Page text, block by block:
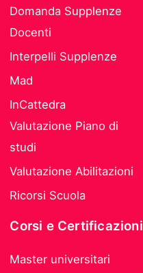
Domanda Supplenze
Docenti
Interpelli Supplenze
Mad
InCattedra
Valutazione Piano di
studi
Valutazione Abilitazioni
Ricorsi Scuola
Corsi e Certificazioni
Master universitari